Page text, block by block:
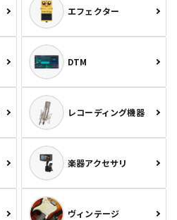
エフェクター
DTM
レコーディング機器
楽器アクセサリ
ヴィンテージ